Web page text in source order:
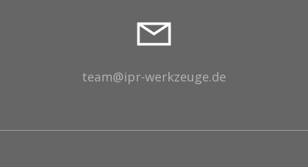
team@ipr-werkzeuge.de